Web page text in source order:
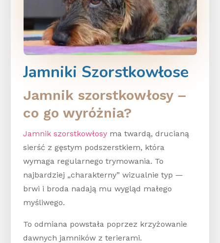
Jamniki Szorstkowłose
Jamnik szorstkowłosy –
co go wyróżnia?
Jamnik szorstkowłosy ma twardą, drucianą
sierść z gęstym podszerstkiem, która
wymaga regularnego trymowania. To
najbardziej „charakterny” wizualnie typ —
brwi i broda nadają mu wygląd małego
myśliwego.
To odmiana powstała poprzez krzyżowanie
dawnych jamników z terierami.